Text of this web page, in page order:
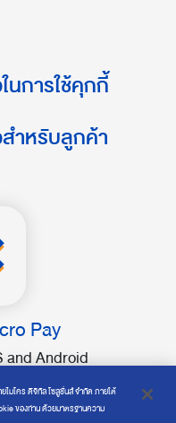
Pay
and Android
นการใช้คุกกี้
ำหรับลูกค้า
ยไมโคร ดิจิทัล โซลูชั่นส์ จำกัด ภายใต้
ของท่าน ด้วยมาตรฐานความ